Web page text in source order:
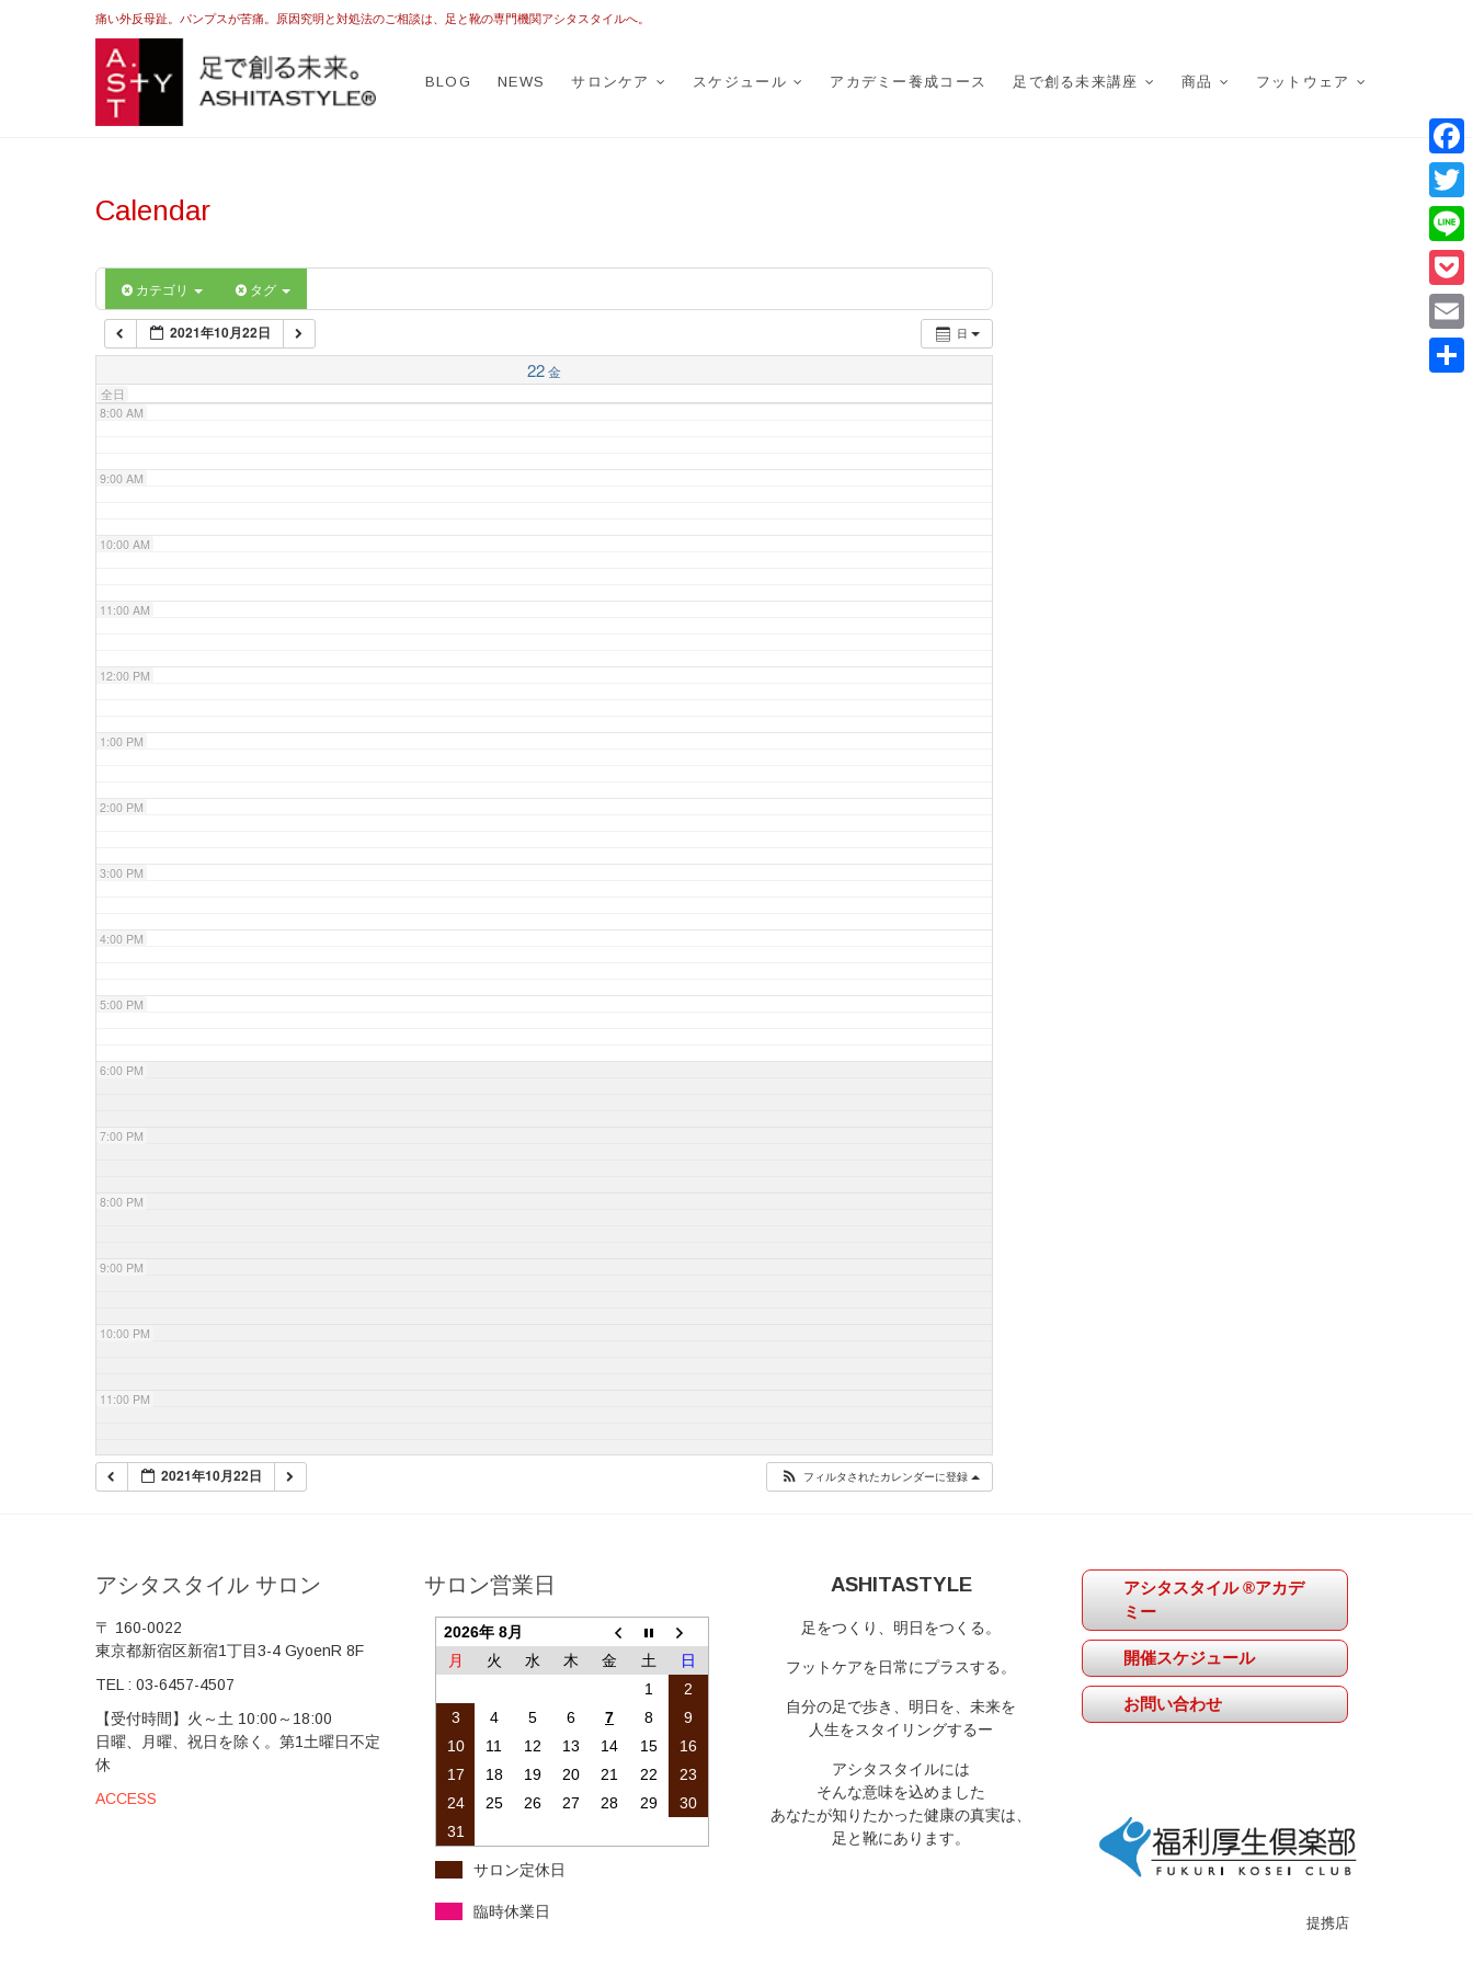
痛い外反母趾。パンプスが苦痛。原因究明と対処法のご相談は、足と靴の専門機関アシタスタイルへ。
ASHITASTYLE
BLOG NEWS サロンケア スケジュール アカデミー養成コース 足で創る未来講座 商品 フットウェア
Calendar
カテゴリ タグ
日
2021年10月22日
22金
全日
2:00 AM
3:00 AM
5:00 AM
6:00 AM
7:00 AM
8:00 AM
9:00 AM
10:00 AM
11:00 AM
12:00 PM
1:00 PM
2:00 PM
3:00 PM
4:00 PM
5:00 PM
6:00 PM
7:00 PM
8:00 PM
9:00 PM
10:00 PM
11:00 PM
2021年10月22日 フィルタされたカレンダーに登録
アシタスタイル サロン
〒 160-0022
東京都新宿区新宿1丁目3-4 GyoenR 8F
TEL : 03-6457-4507
【受付時間】火～土 10:00～18:00
日曜、月曜、祝日を除く。第1土曜日不定
休
ACCESS
サロン営業日
2026年 8月
月
火 水 木 金 土
日
1
2
3
4 5 6 7 8
9
10
11 12 13 14 15
16
17
18 19 20 21 22
23
24
25 26 27 28 29
30
31
サロン定休日
臨時休業日
ASHITASTYLE
足をつくり、明日をつくる。
フットケアを日常にプラスする。
自分の足で歩き、明日を、未来を
人生をスタイリングするー
アシタスタイルには
そんな意味を込めました
あなたが知りたかった健康の真実は、
足と靴にあります。
アシタスタイル ®アカデ
ミー
開催スケジュール
お問い合わせ
提携店
F
a
c
e
b
o
T
w
i
L
i
n
P
o
c
E